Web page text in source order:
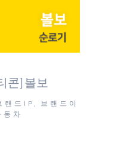
콘] 볼보
드IP, 브랜드이
동차